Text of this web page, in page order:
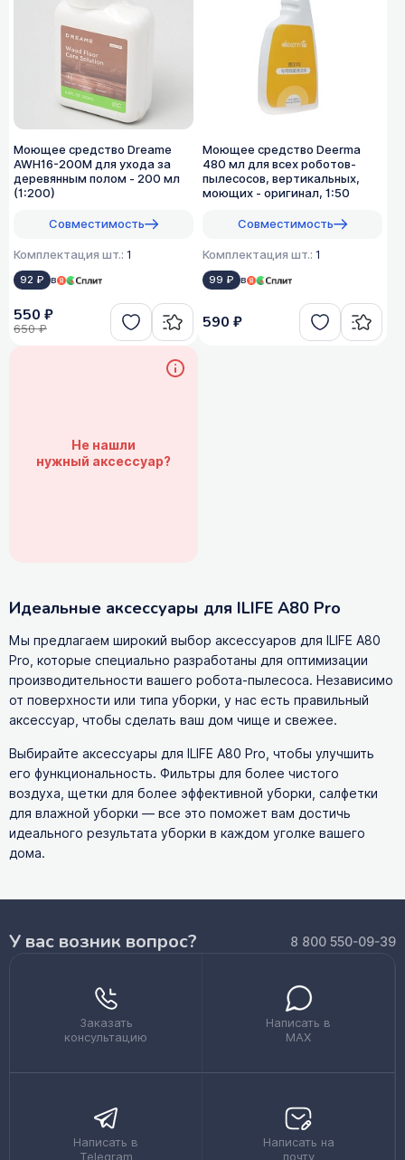
Моющее средство Dreame
AWH16-200M для ухода за
деревянным полом - 200 мл
(1:200)
Совместимость
Комплектация шт.: 1
92 ₽ в
550 ₽
650 ₽
Моющее средство Deerma
480 мл для всех роботов-
пылесосов, вертикальных,
моющих - оригинал, 1:50
Совместимость
Комплектация шт.: 1
99 ₽ в
590 ₽
Не нашли
нужный аксессуар?
Идеальные аксессуары для ILIFE A80 Pro
Мы предлагаем широкий выбор аксессуаров для ILIFE A80
Pro, которые специально разработаны для оптимизации
производительности вашего робота-пылесоса. Независимо
от поверхности или типа уборки, у нас есть правильный
аксессуар, чтобы сделать ваш дом чище и свежее.
Выбирайте аксессуары для ILIFE A80 Pro, чтобы улучшить
его функциональность. Фильтры для более чистого
воздуха, щетки для более эффективной уборки, салфетки
для влажной уборки — все это поможет вам достичь
идеального результата уборки в каждом уголке вашего
дома.
У вас возник вопрос? 8 800 550-09-39
Заказать
консультацию
Написать в
MAX
Написать в
Написать на